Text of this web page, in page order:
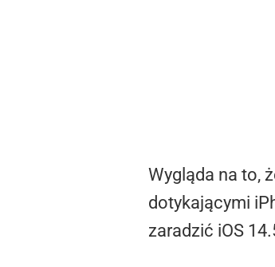
Wygląda na to,
dotykającymi
zaradzić iOS